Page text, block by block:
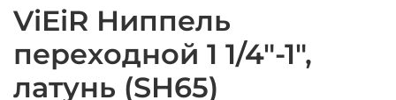
ViEiR Ниппель
переходной 1 1/4"-1",
латунь (SH65)